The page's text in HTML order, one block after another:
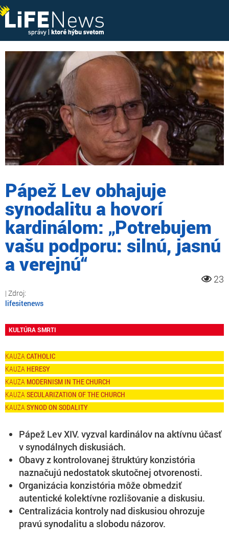
Pápež Lev obhajuje
synodalitu a hovorí
kardinálom: „Potrebujem
vašu podporu: silnú, jasnú
a verejnú“
23
lifesitenews
KULTÚRA SMRTI
CATHOLIC
HERESY
MODERNISM IN THE CHURCH
SECULARIZATION OF THE CHURCH
SYNOD ON SODALITY
Pápež Lev XIV. vyzval kardinálov na aktívnu účasť
v synodálnych diskusiách.
Obavy z kontrolovanej štruktúry konzistória
naznačujú nedostatok skutočnej otvorenosti.
Organizácia konzistória môže obmedziť
autentické kolektívne rozlišovanie a diskusiu.
Centralizácia kontroly nad diskusiou ohrozuje
pravú synodalitu a slobodu názorov.